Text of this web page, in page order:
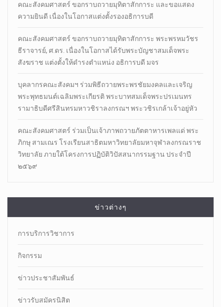
คณะสังคมศาสตร์ ขอกราบถวายมุทิตาสักการะ และขอแสดง
ความยินดี เนื่องในโอกาสแต่งตั้งรองอธิการบดี
คณะสังคมศาสตร์ ขอกราบถวายมุทิตาสักการะ พระพรหมวัชร
ธีราจารย์, ศ.ดร. เนื่องในโอกาสได้รับพระบัญชาสมเด็จพระ
สังฆราช แต่งตั้งให้ดำรงตำแหน่ง อธิการบดี มจร
บุคลากรคณะสังคมฯ ร่วมพิธีถวายพระพรชัยมงคลและเจริญ
พระพุทธมนต์เฉลิมพระเกียรติ พระบาทสมเด็จพระปรเมนทร
รามาธิบดีศรีสินทรมหาวชิราลงกรณฯ พระวชิรเกล้าเจ้าอยู่หัว
คณะสังคมศาสตร์ ร่วมเป็นเจ้าภาพถวายภัตตาหารเพลแด่ พระ
ภิกษุ สามเณร โรงเรียนสาธิตมหาวิทยาลัยมหาจุฬาลงกรณราช
วิทยาลัย ภายใต้โครงการปฏิบัติวิปัสสนากรรมฐาน ประจำปี
๒๕๖๙
ข่าวต่างๆ
การบริการวิชาการ
กิจกรรม
ข่าวประชาสัมพันธ์
ข่าวรับสมัครนิสิต